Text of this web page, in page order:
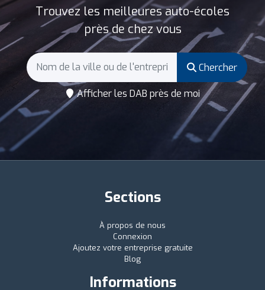
Trouvez les meilleures auto-écoles
près de chez vous
Chercher
Afficher les DAB près de moi
Sections
À propos de nous
Connexion
Ajoutez votre entreprise gratuite
Blog
Informations